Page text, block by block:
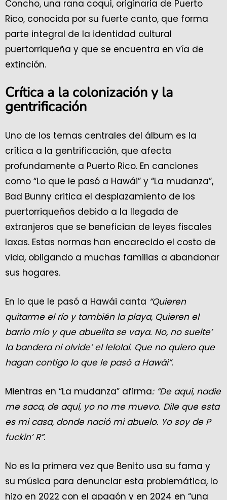
Concho, una rana coquí, originaria de Puerto
Rico, conocida por su fuerte canto, que forma
parte integral de la identidad cultural
puertorriqueña y que se encuentra en vía de
extinción.
Crítica a la colonización y la
gentrificación
Uno de los temas centrales del álbum es la
crítica a la gentrificación, que afecta
profundamente a Puerto Rico. En canciones
como “Lo que le pasó a Hawái” y “La mudanza”,
Bad Bunny critica el desplazamiento de los
puertorriqueños debido a la llegada de
extranjeros que se benefician de leyes fiscales
laxas. Estas normas han encarecido el costo de
vida, obligando a muchas familias a abandonar
sus hogares.
En lo que le pasó a Hawái canta “Quieren
quitarme el río y también la playa, Quieren el
barrio mío y que abuelita se vaya. No, no suelte’
la bandera ni olvide’ el lelolai. Que no quiero que
hagan contigo lo que le pasó a Hawái”.
Mientras en “La mudanza” afirma: “De aquí, nadie
me saca, de aquí, yo no me muevo. Dile que esta
es mi casa, donde nació mi abuelo. Yo soy de P
fuckin’ R”.
No es la primera vez que Benito usa su fama y
su música para denunciar esta problemática, lo
hizo en 2022 con el apagón y en 2024 en “una